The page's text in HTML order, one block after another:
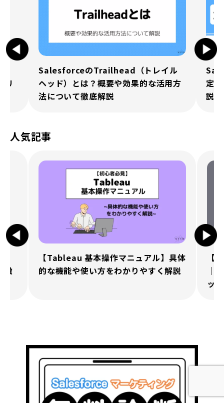
リ
SalesforceのTrailhead（トレイル
ヘッド）とは？概要や効果的な活用方
法について徹底解説
定
説
人気記事
徹
【Tableau 基本操作マニュアル】具体
的な機能や使い方をわかりやすく解説
【
｜
ッ